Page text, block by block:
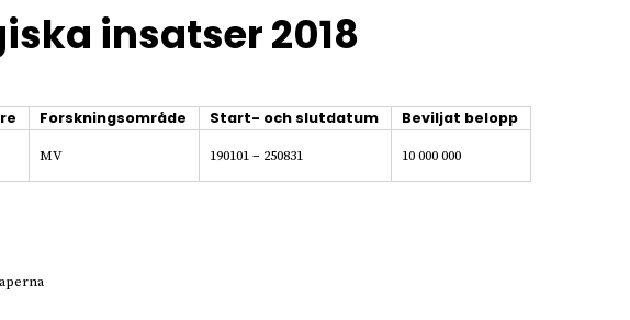
insatser 2018
Forskningsområde Start- och slutdatum Beviljat belopp
MV 190101 – 250831 10 000 000